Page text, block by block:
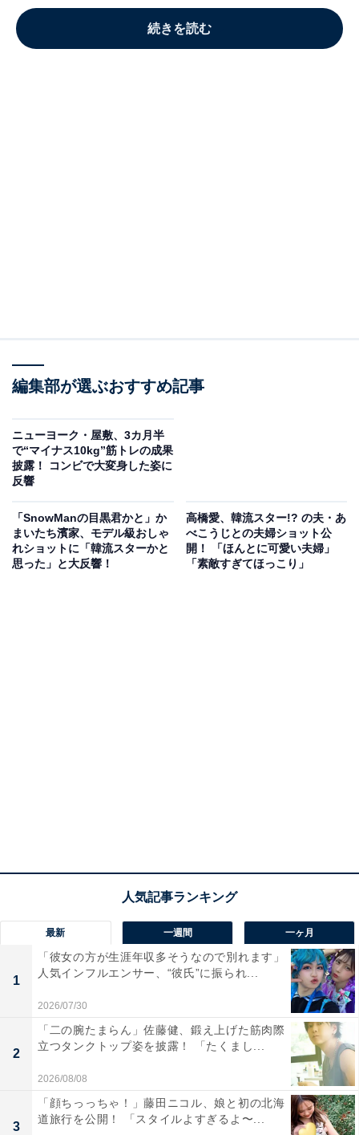
続きを読む
編集部が選ぶおすすめ記事
ニューヨーク・屋敷、3カ月半
で“マイナス10kg”筋トレの成果
披露！ コンビで大変身した姿に
反響
「SnowManの目黒君かと」か
まいたち濱家、モデル級おしゃ
れショットに「韓流スターかと
思った」と大反響！
高橋愛、韓流スター!? の夫・あ
べこうじとの夫婦ショット公
開！ 「ほんとに可愛い夫婦」
「素敵すぎてほっこり」
最新 一週間 一ヶ月
1
「彼女の方が生涯年収多そうなので別れます」
人気インフルエンサー、“彼氏”に振られ...
2026/07/30
2
「二の腕たまらん」佐藤健、鍛え上げた筋肉際
立つタンクトップ姿を披露！ 「たくまし...
2026/08/08
3
「顔ちっっちゃ！」藤田ニコル、娘と初の北海
道旅行を公開！ 「スタイルよすぎるよ〜...